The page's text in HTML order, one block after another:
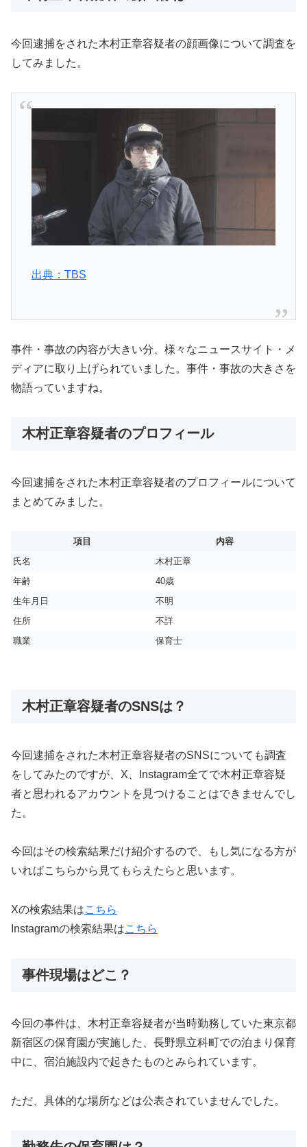
今回逮捕をされた木村正章容疑者の顔画像について調査を
してみました。
出典：TBS
事件・事故の内容が大きい分、様々なニュースサイト・メ
ディアに取り上げられていました。事件・事故の大きさを
物語っていますね。
木村正章容疑者のプロフィール
今回逮捕をされた木村正章容疑者のプロフィールについて
まとめてみました。
項目
内容
氏名
木村正章
年齢
40歳
生年月日
不明
住所
不詳
職業
保育士
木村正章容疑者のSNSは？
今回逮捕をされた木村正章容疑者のSNSについても調査
をしてみたのですが、X、Instagram全てで木村正章容疑
者と思われるアカウントを見つけることはできませんでし
た。
今回はその検索結果だけ紹介するので、もし気になる方が
いればこちらから見てもらえたらと思います。
Xの検索結果はこちら
Instagramの検索結果はこちら
事件現場はどこ？
今回の事件は、木村正章容疑者が当時勤務していた東京都
新宿区の保育園が実施した、長野県立科町での泊まり保育
中に、宿泊施設内で起きたものとみられています。
ただ、具体的な場所などは公表されていませんでした。